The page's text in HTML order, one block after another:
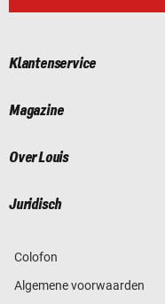
Klantenservice
Magazine
Over Louis
Juridisch
Colofon
Algemene voorwaarden